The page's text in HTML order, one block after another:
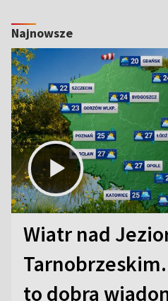
Najnowsze
Wiatr nad
to dobra